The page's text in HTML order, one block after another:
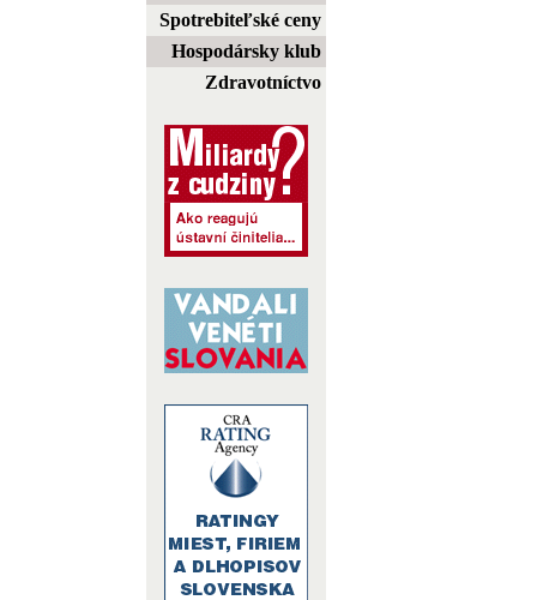
Spotrebiteľské ceny
Hospodársky klub
Zdravotníctvo